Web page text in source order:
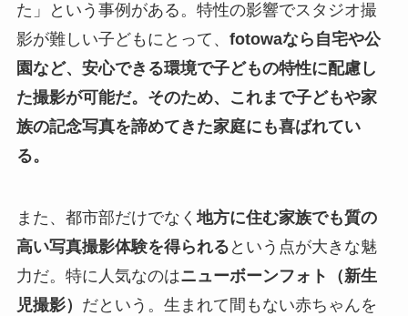
た」という事例がある。特性の影響でスタジオ撮
影が難しい子どもにとって、 fotowaなら自宅や公
園など、安心できる環境で子どもの特性に配慮し
た撮影が可能だ。そのため、これまで子どもや家
族の記念写真を諦めてきた家庭にも喜ばれてい
る。
また、都市部だけでなく地方に住む家族でも質の
高い写真撮影体験を得られる という点が大きな魅
力だ。特に人気なのはニューボーンフォト（新生
児撮影） だという。生まれて間もない赤ちゃんを